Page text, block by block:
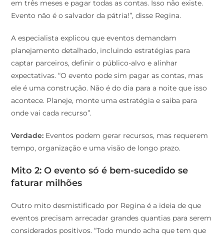
em três meses e pagar todas as contas. Isso não existe.
Evento não é o salvador da pátria!”, disse Regina.
A especialista explicou que eventos demandam
planejamento detalhado, incluindo estratégias para
captar parceiros, definir o público-alvo e alinhar
expectativas. “O evento pode sim pagar as contas, mas
ele é uma construção. Não é do dia para a noite que isso
acontece. Planeje, monte uma estratégia e saiba para
onde vai cada recurso”.
Verdade: Eventos podem gerar recursos, mas requerem
tempo, organização e uma visão de longo prazo.
Mito 2: O evento só é bem-sucedido se
faturar milhões
Outro mito desmistificado por Regina é a ideia de que
eventos precisam arrecadar grandes quantias para serem
considerados positivos. “Todo mundo acha que tem que